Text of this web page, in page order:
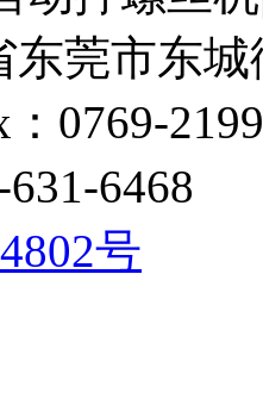
莞市东
：0769-
6468
号